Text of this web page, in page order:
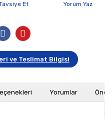
Et Yorum Yaz
ve Teslimat Bilgisi
Yorumlar